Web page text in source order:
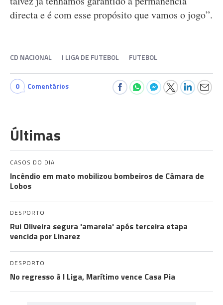
directa e é com esse propósito que vamos o jogo”.
CD NACIONAL I LIGA DE FUTEBOL FUTEBOL
0 Comentários
Últimas
CASOS DO DIA
Incêndio em mato mobilizou bombeiros de Câmara de
Lobos
DESPORTO
Rui Oliveira segura 'amarela' após terceira etapa
vencida por Linarez
DESPORTO
No regresso à I Liga, Marítimo vence Casa Pia